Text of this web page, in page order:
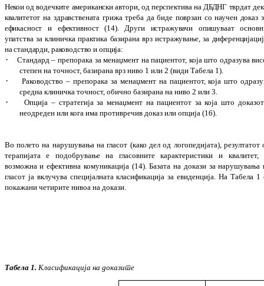
Некои од водечките американски автори, од перспектива на ДБДНГ тврдат
квалитетот на здравствената грижа треба да биде поврзан со научен доказ
ефикасност и ефективност(14). Други истражувачи опишуваат основ
упатства за клиничка практика базирана врз истражување, за
на стандарди, раководство и опција:
· Стандард – препорака за менаџ­мент на пациентот, која што одразува
степен на точност, базирана врз ниво 1 или 2 (види Табела 1).
·
Раководство – препорака за менаџмент на пациентот, која што
средна клиничка точност, обично базирана на ниво 2 или 3.
· Опција – стратегија за менаџмент на пациентот за која што
неодреден или кога има противречив доказ или опција (16).
Во полето на нарушувања на гласот (како дел од логопедијата), резултатот
терапијата е подобрување на гласовните карактеристики и квалитет,
возможна и ефективна комуникација (14).Базата на докази за нарушувања
гласот ја вклучува специјалната класификација за евиденција. На Табела 1
покажани четирите нивоа на докази.
Табела 1. Класификација на доказите